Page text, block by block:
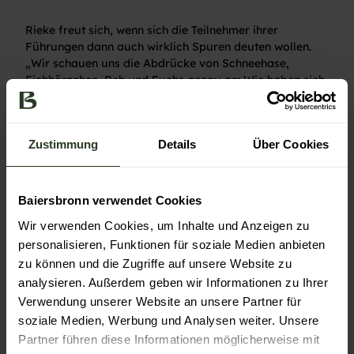
Zustimmung Details Über Cookies
Baiersbronn verwendet Cookies
Wir verwenden Cookies, um Inhalte und Anzeigen zu
personalisieren, Funktionen für soziale Medien anbieten
zu können und die Zugriffe auf unsere Website zu
analysieren. Außerdem geben wir Informationen zu Ihrer
Verwendung unserer Website an unsere Partner für
soziale Medien, Werbung und Analysen weiter. Unsere
Partner führen diese Informationen möglicherweise mit
Rieke freut sich, wenn sich die Teilnehmer ihrer
Führungen dann auch wirklich Spuren deuten wollen.
„Wir schauen uns die Abdrücke von Schneehase,
Eichhörnchen, Reh und Fuchs genau an: Wie haben sich
die Tiere bewegt? Sind sie gelaufen oder gegangen?
Das erkennt man an der Schrittlänge. Waren es ein oder
tiefer, hat er also das Gewicht verlagert? Auch für
Kinder ist das wahnsinnig spannend,“ erzählt die
Nur wenn der Schnee harschig und alt ist, behilft sie
sich schon mal mit einem Tierspuren-Stempel. „Es geht
ja auch darum, dass die Leute die Fährten der Tiere auf
ihren eigenen Touren wiedererkennen und deuten
können. Das macht sie aufmerksam für ihre
Umgebung.“